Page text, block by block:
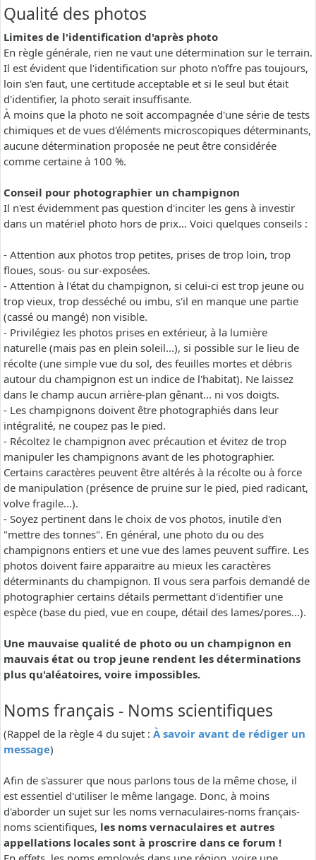
Qualité des photos
Limites de l'identification d'après photo
En règle générale, rien ne vaut une détermination sur le terrain.
Il est évident que l'identification sur photo n'offre pas toujours,
loin s'en faut, une certitude acceptable et si le seul but était
d'identifier, la photo serait insuffisante.
À moins que la photo ne soit accompagnée d'une série de tests
chimiques et de vues d'éléments microscopiques déterminants,
aucune détermination proposée ne peut être considérée
comme certaine à 100 %.
Conseil pour photographier un champignon
Il n'est évidemment pas question d'inciter les gens à investir
dans un matériel photo hors de prix... Voici quelques conseils :
- Attention aux photos trop petites, prises de trop loin, trop
floues, sous- ou sur-exposées.
- Attention à l'état du champignon, si celui-ci est trop jeune ou
trop vieux, trop desséché ou imbu, s'il en manque une partie
(cassé ou mangé) non visible.
- Privilégiez les photos prises en extérieur, à la lumière
naturelle (mais pas en plein soleil...), si possible sur le lieu de
récolte (une simple vue du sol, des feuilles mortes et débris
autour du champignon est un indice de l'habitat). Ne laissez
dans le champ aucun arrière-plan gênant... ni vos doigts.
- Les champignons doivent être photographiés dans leur
intégralité, ne coupez pas le pied.
- Récoltez le champignon avec précaution et évitez de trop
manipuler les champignons avant de les photographier.
Certains caractères peuvent être altérés à la récolte ou à force
de manipulation (présence de pruine sur le pied, pied radicant,
volve fragile...).
- Soyez pertinent dans le choix de vos photos, inutile d'en
"mettre des tonnes". En général, une photo du ou des
champignons entiers et une vue des lames peuvent suffire. Les
photos doivent faire apparaitre au mieux les caractères
déterminants du champignon. Il vous sera parfois demandé de
photographier certains détails permettant d'identifier une
espèce (base du pied, vue en coupe, détail des lames/pores...).
Une mauvaise qualité de photo ou un champignon en
mauvais état ou trop jeune rendent les déterminations
plus qu'aléatoires, voire impossibles.
Noms français - Noms scientifiques
(Rappel de la règle 4 du sujet : À savoir avant de rédiger un
message)
Afin de s'assurer que nous parlons tous de la même chose, il
est essentiel d'utiliser le même langage. Donc, à moins
d'aborder un sujet sur les noms vernaculaires-noms français-
noms scientifiques, les noms vernaculaires et autres
appellations locales sont à proscrire dans ce forum !